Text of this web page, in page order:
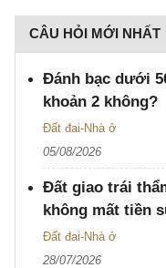
CÂU HỎI MỚI NHẤT
Đánh bạc dưới
khoản 2 không?
Đất đai-Nhà ở
05/08/2026
Đất giao trái
không mất tiền
Đất đai-Nhà ở
28/07/2026